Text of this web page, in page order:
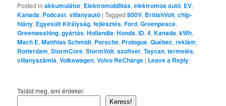
Posted in akkumulátor, Elektromobilitás,elektromos autó, EV,
Kanada, Podcast,villanyautó |Tagged 800V, BritishVolt,chip-
hiány, Egyesült Királyság,fejlesztés,Ford,Greenpeace,
Greenwashing,gyártás,Hollandia,Honda,ID. 4,Kanada,kWh,
Mach E,Matthias Schmidt, Porsche, Prologue,Québec,reklám,
Rotterdam,StormCore,StormVolt,szoftver,Taycan,termelés,
villanyszámla,Volkswagen,Volvo ReCharge | Leave a Reply
Találd meg, ami érdekel:
Keress!